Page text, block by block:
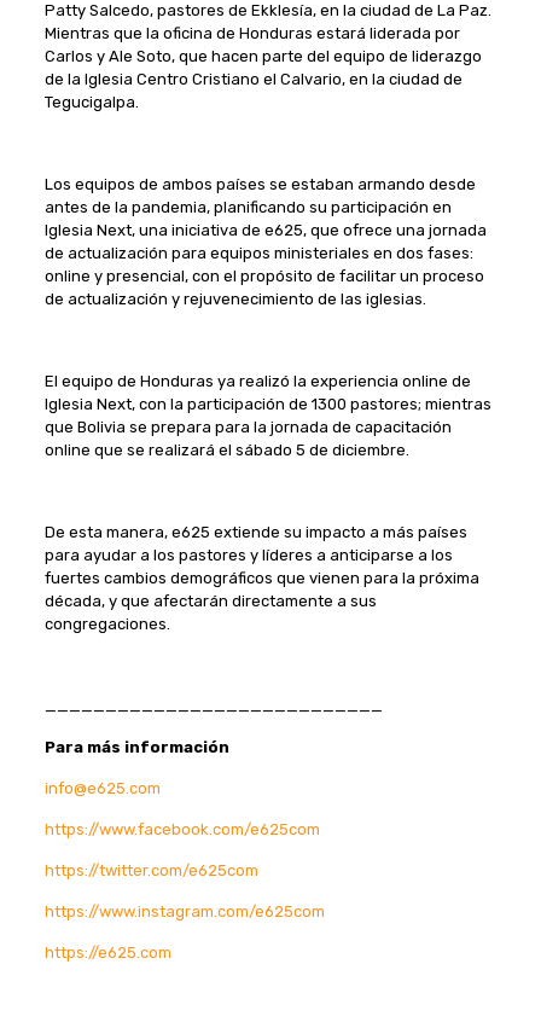
Patty Salcedo, pastores de Ekklesía, en la ciudad de La Paz.
Mientras que la oficina de Honduras estará liderada por
Carlos y Ale Soto, que hacen parte del equipo de liderazgo
de la Iglesia Centro Cristiano el Calvario, en la ciudad de
Tegucigalpa.
Los equipos de ambos países se estaban armando desde
antes de la pandemia, planificando su participación en
Iglesia Next, una iniciativa de e625, que ofrece una jornada
de actualización para equipos ministeriales en dos fases:
online y presencial, con el propósito de facilitar un proceso
de actualización y rejuvenecimiento de las iglesias.
El equipo de Honduras ya realizó la experiencia online de
Iglesia Next, con la participación de 1300 pastores; mientras
que Bolivia se prepara para la jornada de capacitación
online que se realizará el sábado 5 de diciembre.
De esta manera, e625 extiende su impacto a más países
para ayudar a los pastores y líderes a anticiparse a los
fuertes cambios demográficos que vienen para la próxima
década, y que afectarán directamente a sus
congregaciones.
____________________________
Para más información
info@e625.com
https://www.facebook.com/e625com
https://twitter.com/e625com
https://www.instagram.com/e625com
https://e625.com